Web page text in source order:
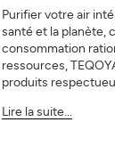
Purifier votre air
santé et la planète,
consommation
ressources,
produits
Lire la suite...